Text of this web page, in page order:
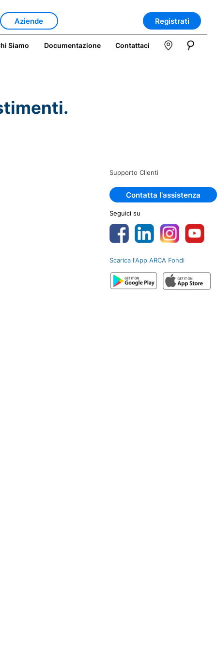
Aziende Registrati
Siamo Documentazione Contattaci
Supporto Clienti
Contatta l'assistenza
Seguici su
Scarica l'App ARCA Fondi